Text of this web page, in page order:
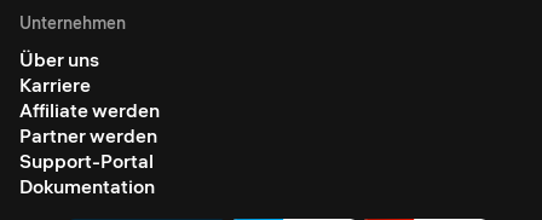
Unternehmen
Über uns
Karriere
Affiliate werden
Partner werden
Support-Portal
Dokumentation